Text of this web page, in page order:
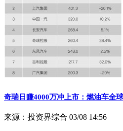
奇瑞日赚4000万冲上市：燃油车全
来源：投资界综合 03/08 14:56